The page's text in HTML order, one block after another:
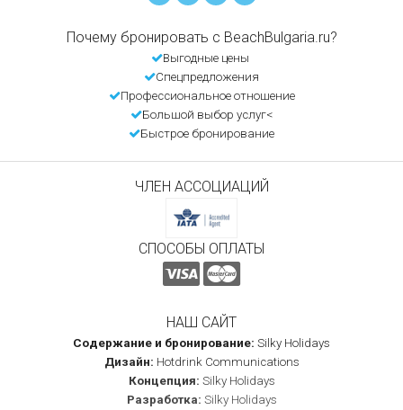
Почему бронировать с BeachBulgaria.ru?
Выгодные цены
Спецпредложения
Профессиональное отношение
Большой выбор услуг<
Быстрое бронирование
ЧЛЕН АССОЦИАЦИЙ
СПОСОБЫ ОПЛАТЫ
НАШ САЙТ
Содержание и бронирование: Silky Holidays
Дизайн: Hotdrink Communications
Концепция: Silky Holidays
Разработка: Silky Holidays